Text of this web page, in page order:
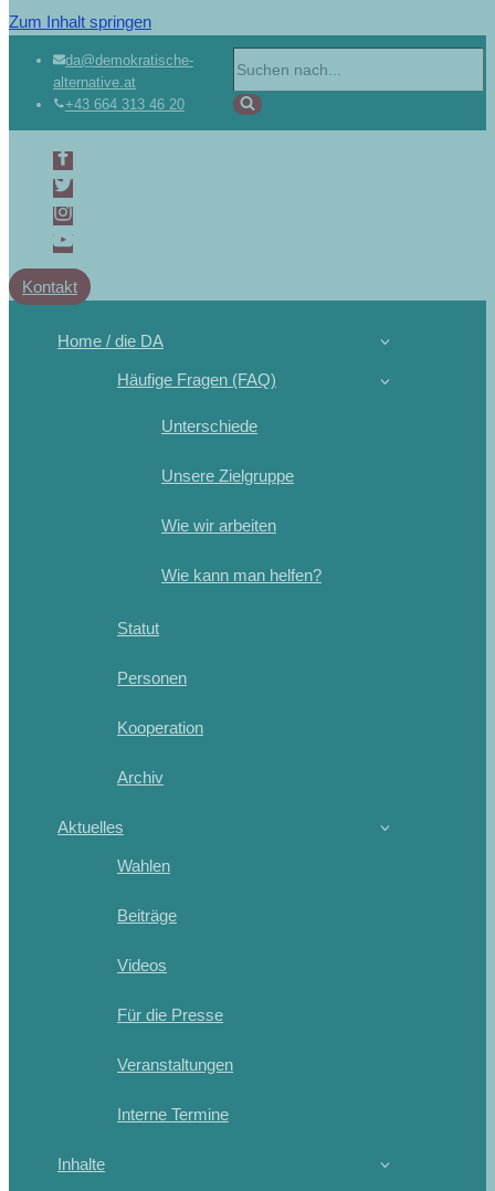
Zum Inhalt springen
da@demokratische-
alternative.at
+43 664 313 46 20
Kontakt
Home / die DA
Häufige Fragen (FAQ)
Unterschiede
Unsere Zielgruppe
Wie wir arbeiten
Wie kann man helfen?
Statut
Personen
Kooperation
Archiv
Aktuelles
Wahlen
Beiträge
Videos
Für die Presse
Veranstaltungen
Interne Termine
Inhalte